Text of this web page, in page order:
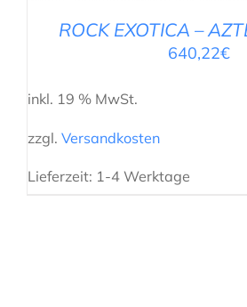
ROCK EXOTICA –
640,22€
inkl. 19 % MwSt.
zzgl. Versandkosten
Lieferzeit: 1-4 Werktage